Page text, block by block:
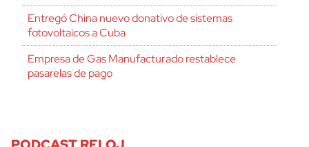
Entregó China nuevo donativo de sistemas
fotovoltaicos a Cuba
Empresa de Gas Manufacturado restablece
pasarelas de pago